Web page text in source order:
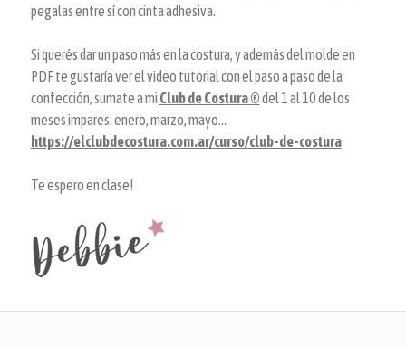
pegalas entre sí con cinta adhesiva.
Si querés dar un paso más en la costura, y además del molde en
PDF te gustaría ver el video tutorial con el paso a paso de la
confección, sumate a mi Club de Costura ®del 1 al 10 de los
meses impares: enero, marzo, mayo...
https://elclubdecostura.com.ar/curso/club-de-costura
Te espero en clase!